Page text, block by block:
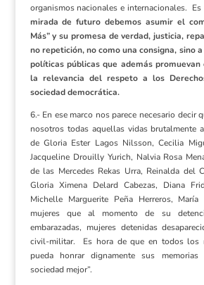
organismos nacionales e internacionales.
mirada de futuro debemos asumir el
Más” y su promesa de verdad, justicia,
no repetición, no como una consigna, sino
políticas públicas que además
la relevancia del respeto a los
sociedad democrática.
6.- En ese marco nos parece necesario decir
nosotros todas aquellas vidas brutalmente
de Gloria Ester Lagos Nilsson, Cecilia
Jacqueline Drouilly Yurich, Nalvia Rosa
de las Mercedes Rekas Urra, Reinalda del
Gloria Ximena Delard Cabezas, Diana
Michelle Marguerite Peña Herreros,
mujeres que al momento de su
embarazadas, mujeres detenidas
civil-militar. Es hora de que en todos los
pueda honrar dignamente sus
sociedad mejor”.